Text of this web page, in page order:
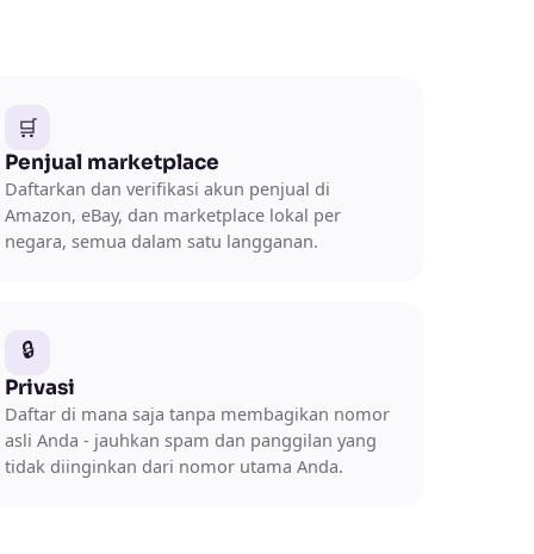
🛒
Penjual marketplace
Daftarkan dan verifikasi akun penjual di
Amazon, eBay, dan marketplace lokal per
negara, semua dalam satu langganan.
🔒
Privasi
Daftar di mana saja tanpa membagikan nomor
asli Anda - jauhkan spam dan panggilan yang
tidak diinginkan dari nomor utama Anda.